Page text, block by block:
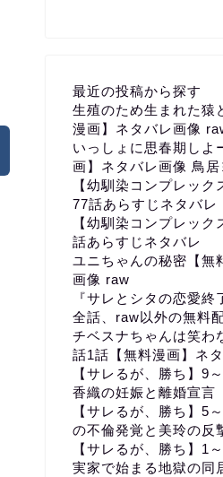
最近の投稿から探す
生殖のため生まれた猿
漫画】ネタバレ画像
いっしょに思春期しよ
画】ネタバレ画像 鳥居
【幼馴染コンプレッ
77話あらすじネタバレ
【幼馴染コンプレッ
話あらすじネタバレ
ユニちゃんの秘密【無
画像 raw
『サレとシタの恋愛
全話、raw以外の無料
チベスナちゃんは笑わ
話1話【無料漫画】ネ
【サレるが、勝ち】9
香織の妊娠と離婚宣言
【サレるが、勝ち】5
の不倫発覚と美玲の反
【サレるが、勝ち】1
実家で始まる地獄の同